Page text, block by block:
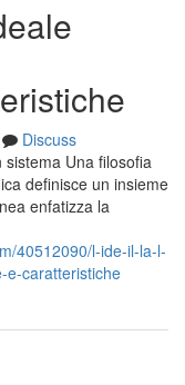
Discuss
Una filosofia
definisce un insieme
enfatizza la
40512090/l-ide-il-la-l-
e-caratteristiche